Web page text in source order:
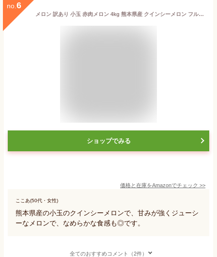
no. 6
メロン 訳あり 小玉 赤肉メロン 4kg 熊本県産 クインシーメロン フルーツ お取り寄せ
ショップでみる
価格と在庫をAmazonでチェック >>
ここあ(50代・女性)
熊本県産の小玉のクインシーメロンで、甘みが強くジューシ
ーなメロンで、なめらかな食感も◎です。
全てのおすすめコメント（2件）